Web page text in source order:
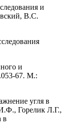
и
B.C.
и
67. М.:
угля в
Горелик Л.Г.,
в